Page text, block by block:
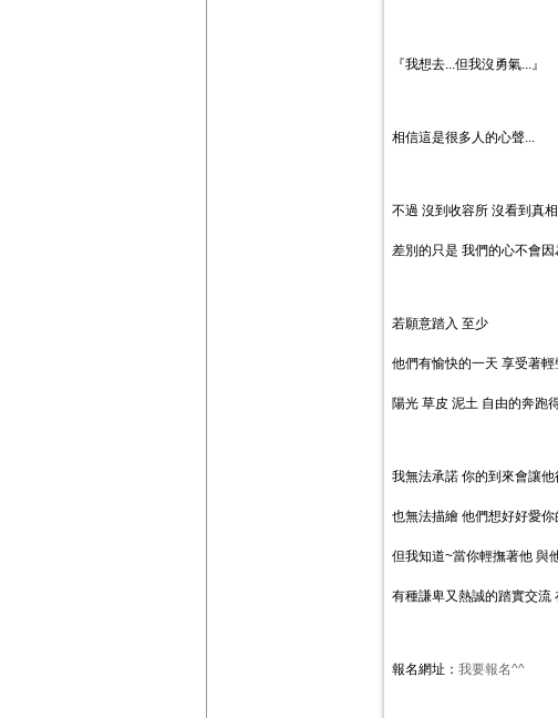
『我想去...但我沒勇氣...』
相信這是很多人的心聲...
不過 沒到收容所 沒看到真
差別的只是 我們的心不會
若願意踏入 至少
他們有愉快的一天 享受著
陽光 草皮 泥土 自由的奔跑
我無法承諾 你的到來會讓
也無法描繪 他們想好好愛你
但我知道~當你輕撫著他 與
有種謙卑又熱誠的踏實交流
報名網址： 我要報名^^